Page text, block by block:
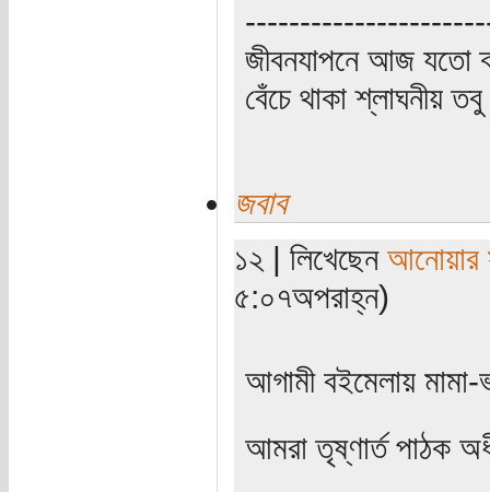
জীবনযাপনে আজ যতো
বেঁচে থাকা শ্লাঘনীয়
জবাব
১২ | লিখেছেন আনোয়ার
৫:০৭অপরাহ্ন)
আগামী বইমেলায়
আমরা তৃষ্ণার্ত পাঠক